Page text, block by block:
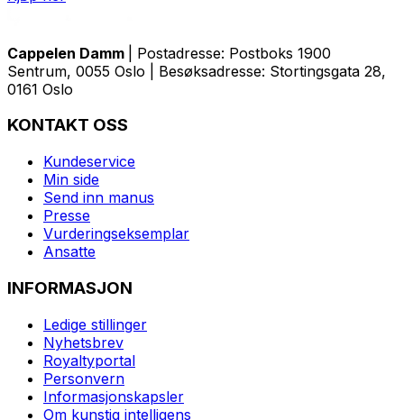
Cappelen Damm
| Postadresse: Postboks 1900
Sentrum, 0055 Oslo | Besøksadresse: Stortingsgata 28,
0161 Oslo
KONTAKT OSS
Kundeservice
Min side
Send inn manus
Presse
Vurderingseksemplar
Ansatte
INFORMASJON
Ledige stillinger
Nyhetsbrev
Royaltyportal
Personvern
Informasjonskapsler
Om kunstig intelligens